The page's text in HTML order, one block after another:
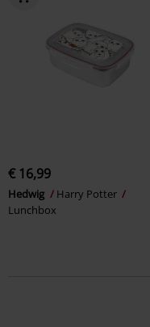
€ 16,99
Hedwig
Harry Potter
Lunchbox